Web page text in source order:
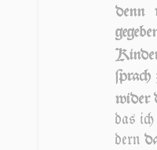
denn
wi­der
das
dern